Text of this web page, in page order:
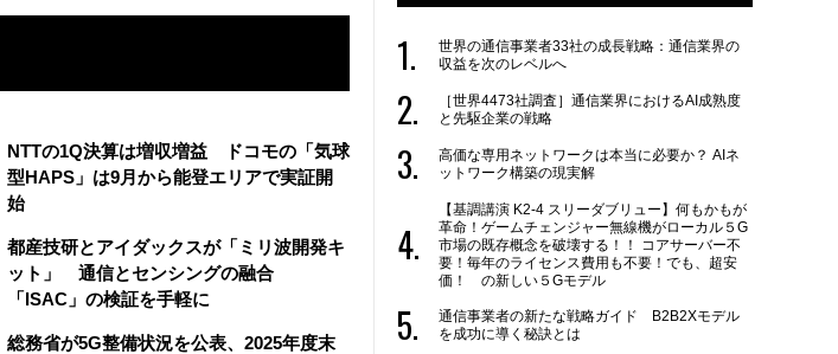
NTTの1Q決算は増収増益 ドコモの「気球
型HAPS」は9月から能登エリアで実証開
始
都産技研とアイダックスが「ミリ波開発キ
ット」 通信とセンシングの融合
「ISAC」の検証を手軽に
総務省が5G整備状況を公表、2025年度末
世界の通信事業者33社の成長戦略：通信業界の
収益を次のレベルへ
［世界4473社調査］通信業界におけるAI成熟度
と先駆企業の戦略
高価な専用ネットワークは本当に必要か？ AIネ
ットワーク構築の現実解
【基調講演 K2-4 スリーダブリュー】何もかもが
革命！ゲームチェンジャー無線機がローカル５G
市場の既存概念を破壊する！！ コアサーバー不
要！毎年のライセンス費用も不要！でも、超安
価！ の新しい５Gモデル
通信事業者の新たな戦略ガイド B2B2Xモデル
を成功に導く秘訣とは